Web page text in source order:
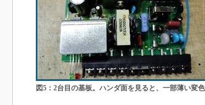
USB Type-Cの登場で評価試験はど
う変わる？
IoT時代の無線規格を知る【Thread
編】
IoT時代の無線規格を知る【Z-Wave
編】
図5：2台目の基板。ハンダ面を見ると、一部薄い変